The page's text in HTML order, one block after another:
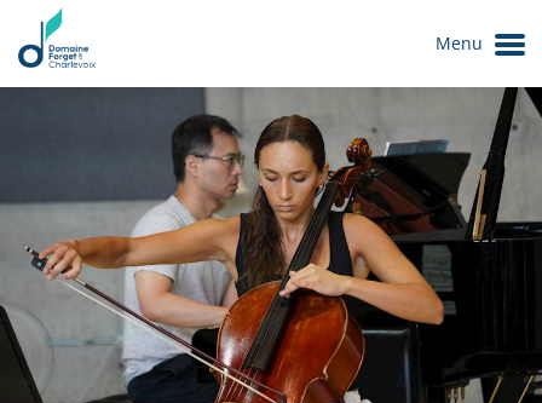
Le Domaine
Menu